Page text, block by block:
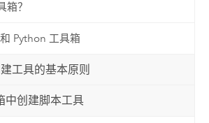
箱？
Python 工具箱
工具的基本原则
中创建脚本工具